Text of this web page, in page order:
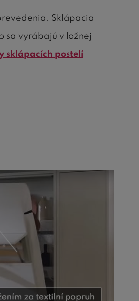
Sklápacia
sa vyrábajú v ložnej
sklápacích postelí